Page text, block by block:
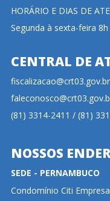
HORÁRIO E DIAS DE
Segunda à sexta-feira 8h
CENTRAL DE
fiscalizacao@crt03.gov.br
(81) 3314-2411 / (81)
NOSSOS
SEDE - PERNAMBUCO
Condomínio Citi